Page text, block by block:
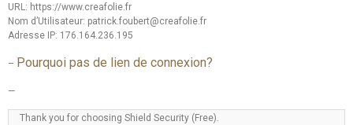
URL: https://www.creafolie.fr
Nom d’Utilisateur: patrick.foubert@creafolie.fr
Adresse IP: 176.164.236.195
– Pourquoi pas de lien de connexion?
—
Thank you for choosing Shield Security (Free).